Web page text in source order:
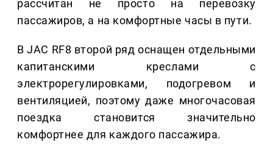
рассчитан не просто на перевозку
пассажиров, а на комфортные часы в пути.
В JAC RF8 второй ряд оснащен отдельными
капитанскими креслами с
электрорегулировками, подогревом и
вентиляцией, поэтому даже многочасовая
поездка становится значительно
комфортнее для каждого пассажира.